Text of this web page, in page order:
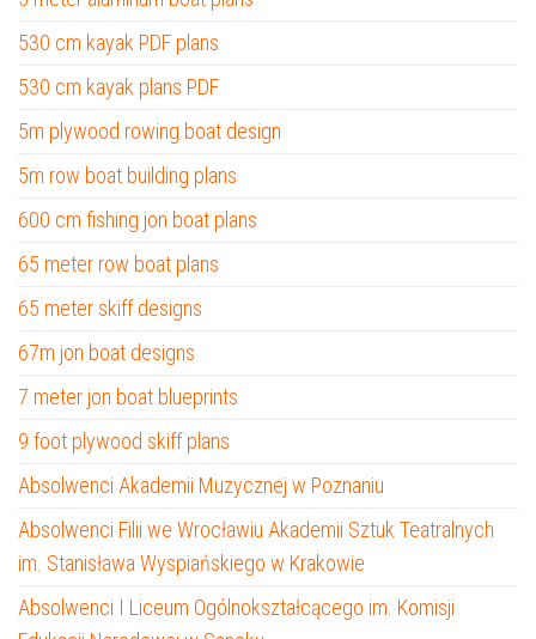
530 cm kayak PDF plans
530 cm kayak plans PDF
5m plywood rowing boat design
5m row boat building plans
600 cm fishing jon boat plans
65 meter row boat plans
65 meter skiff designs
67m jon boat designs
7 meter jon boat blueprints
9 foot plywood skiff plans
Absolwenci Akademii Muzycznej w Poznaniu
Absolwenci Filii we Wrocławiu Akademii Sztuk Teatralnych
im. Stanisława Wyspiańskiego w Krakowie
Absolwenci I Liceum Ogólnokształcącego im. Komisji